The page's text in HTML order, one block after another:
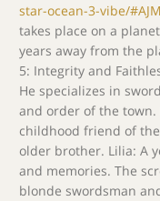
star-ocean-3-vibe/
takes place on a
years away from the
5: Integrity and
He specializes in
and order of the town.
childhood friend of
older brother. Lilia: A
and memories. The
blonde swordsman